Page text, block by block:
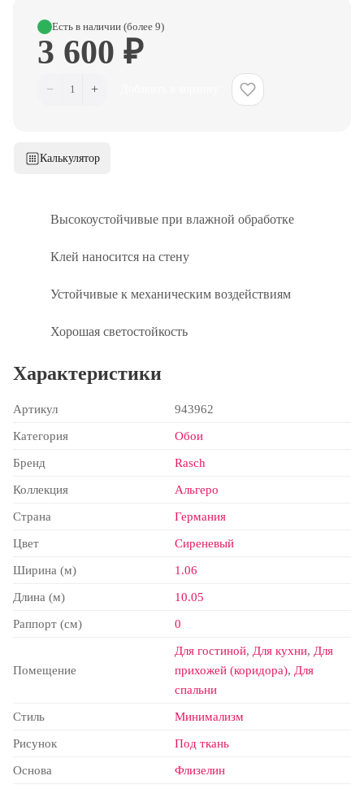
Есть в наличии (более 9)
3 600 ₽
− 1 +
Калькулятор
Характеристики
Артикул 943962
Категория Обои
Бренд Rasch
Коллекция Альгеро
Страна Германия
Цвет Сиреневый
Ширина (м) 1.06
Длина (м) 10.05
Раппорт (см) 0
Помещение
Для гостиной, Для кухни, Для
прихожей (коридора), Для
спальни
Стиль Минимализм
Рисунок Под ткань
Основа Флизелин
Высокоустойчивые при влажной обработке
Клей наносится на стену
Устойчивые к механическим воздействиям
Хорошая светостойкость